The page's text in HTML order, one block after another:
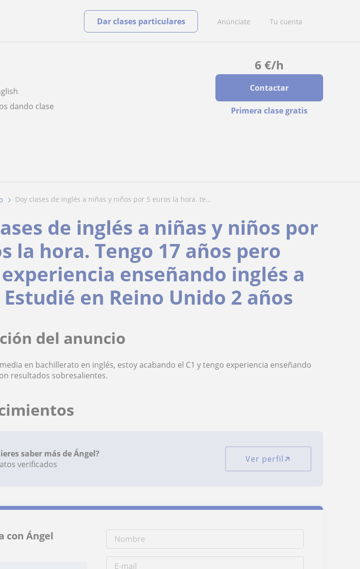
Anúnciate Tu cuenta
Dar clases particulares
6 €/h
Contactar
Primera clase gratis
dando clase
doy clases de inglés a niñas y niños por 5 euros la hora. te...
de inglés a niñas y niños por
la hora. Tengo 17 años pero
enseñando inglés a
en Reino Unido 2 años
del anuncio
en bachillerato en inglés, estoy acabando el C1 y tengo experiencia enseñando
resultados sobresalientes.
saber más de Ángel?
verificados
Ver perfil
con Ángel